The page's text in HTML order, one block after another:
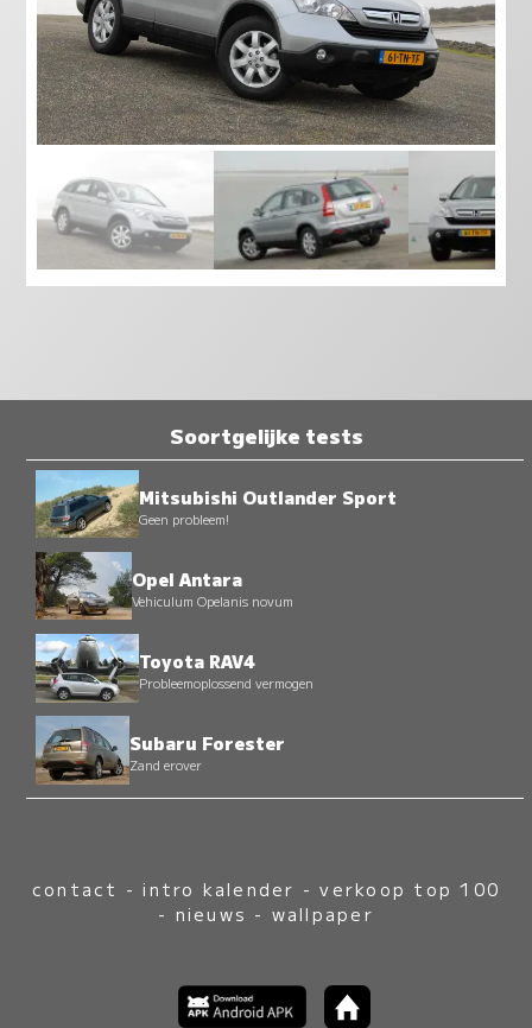
Soortgelijke tests
Mitsubishi Outlander Sport
Geen probleem!
Opel Antara
Vehiculum Opelanis novum
Toyota RAV4
Probleemoplossend vermogen
Subaru Forester
Zand erover
contact -intro kalender -verkoop top 100
- nieuws - wallpaper